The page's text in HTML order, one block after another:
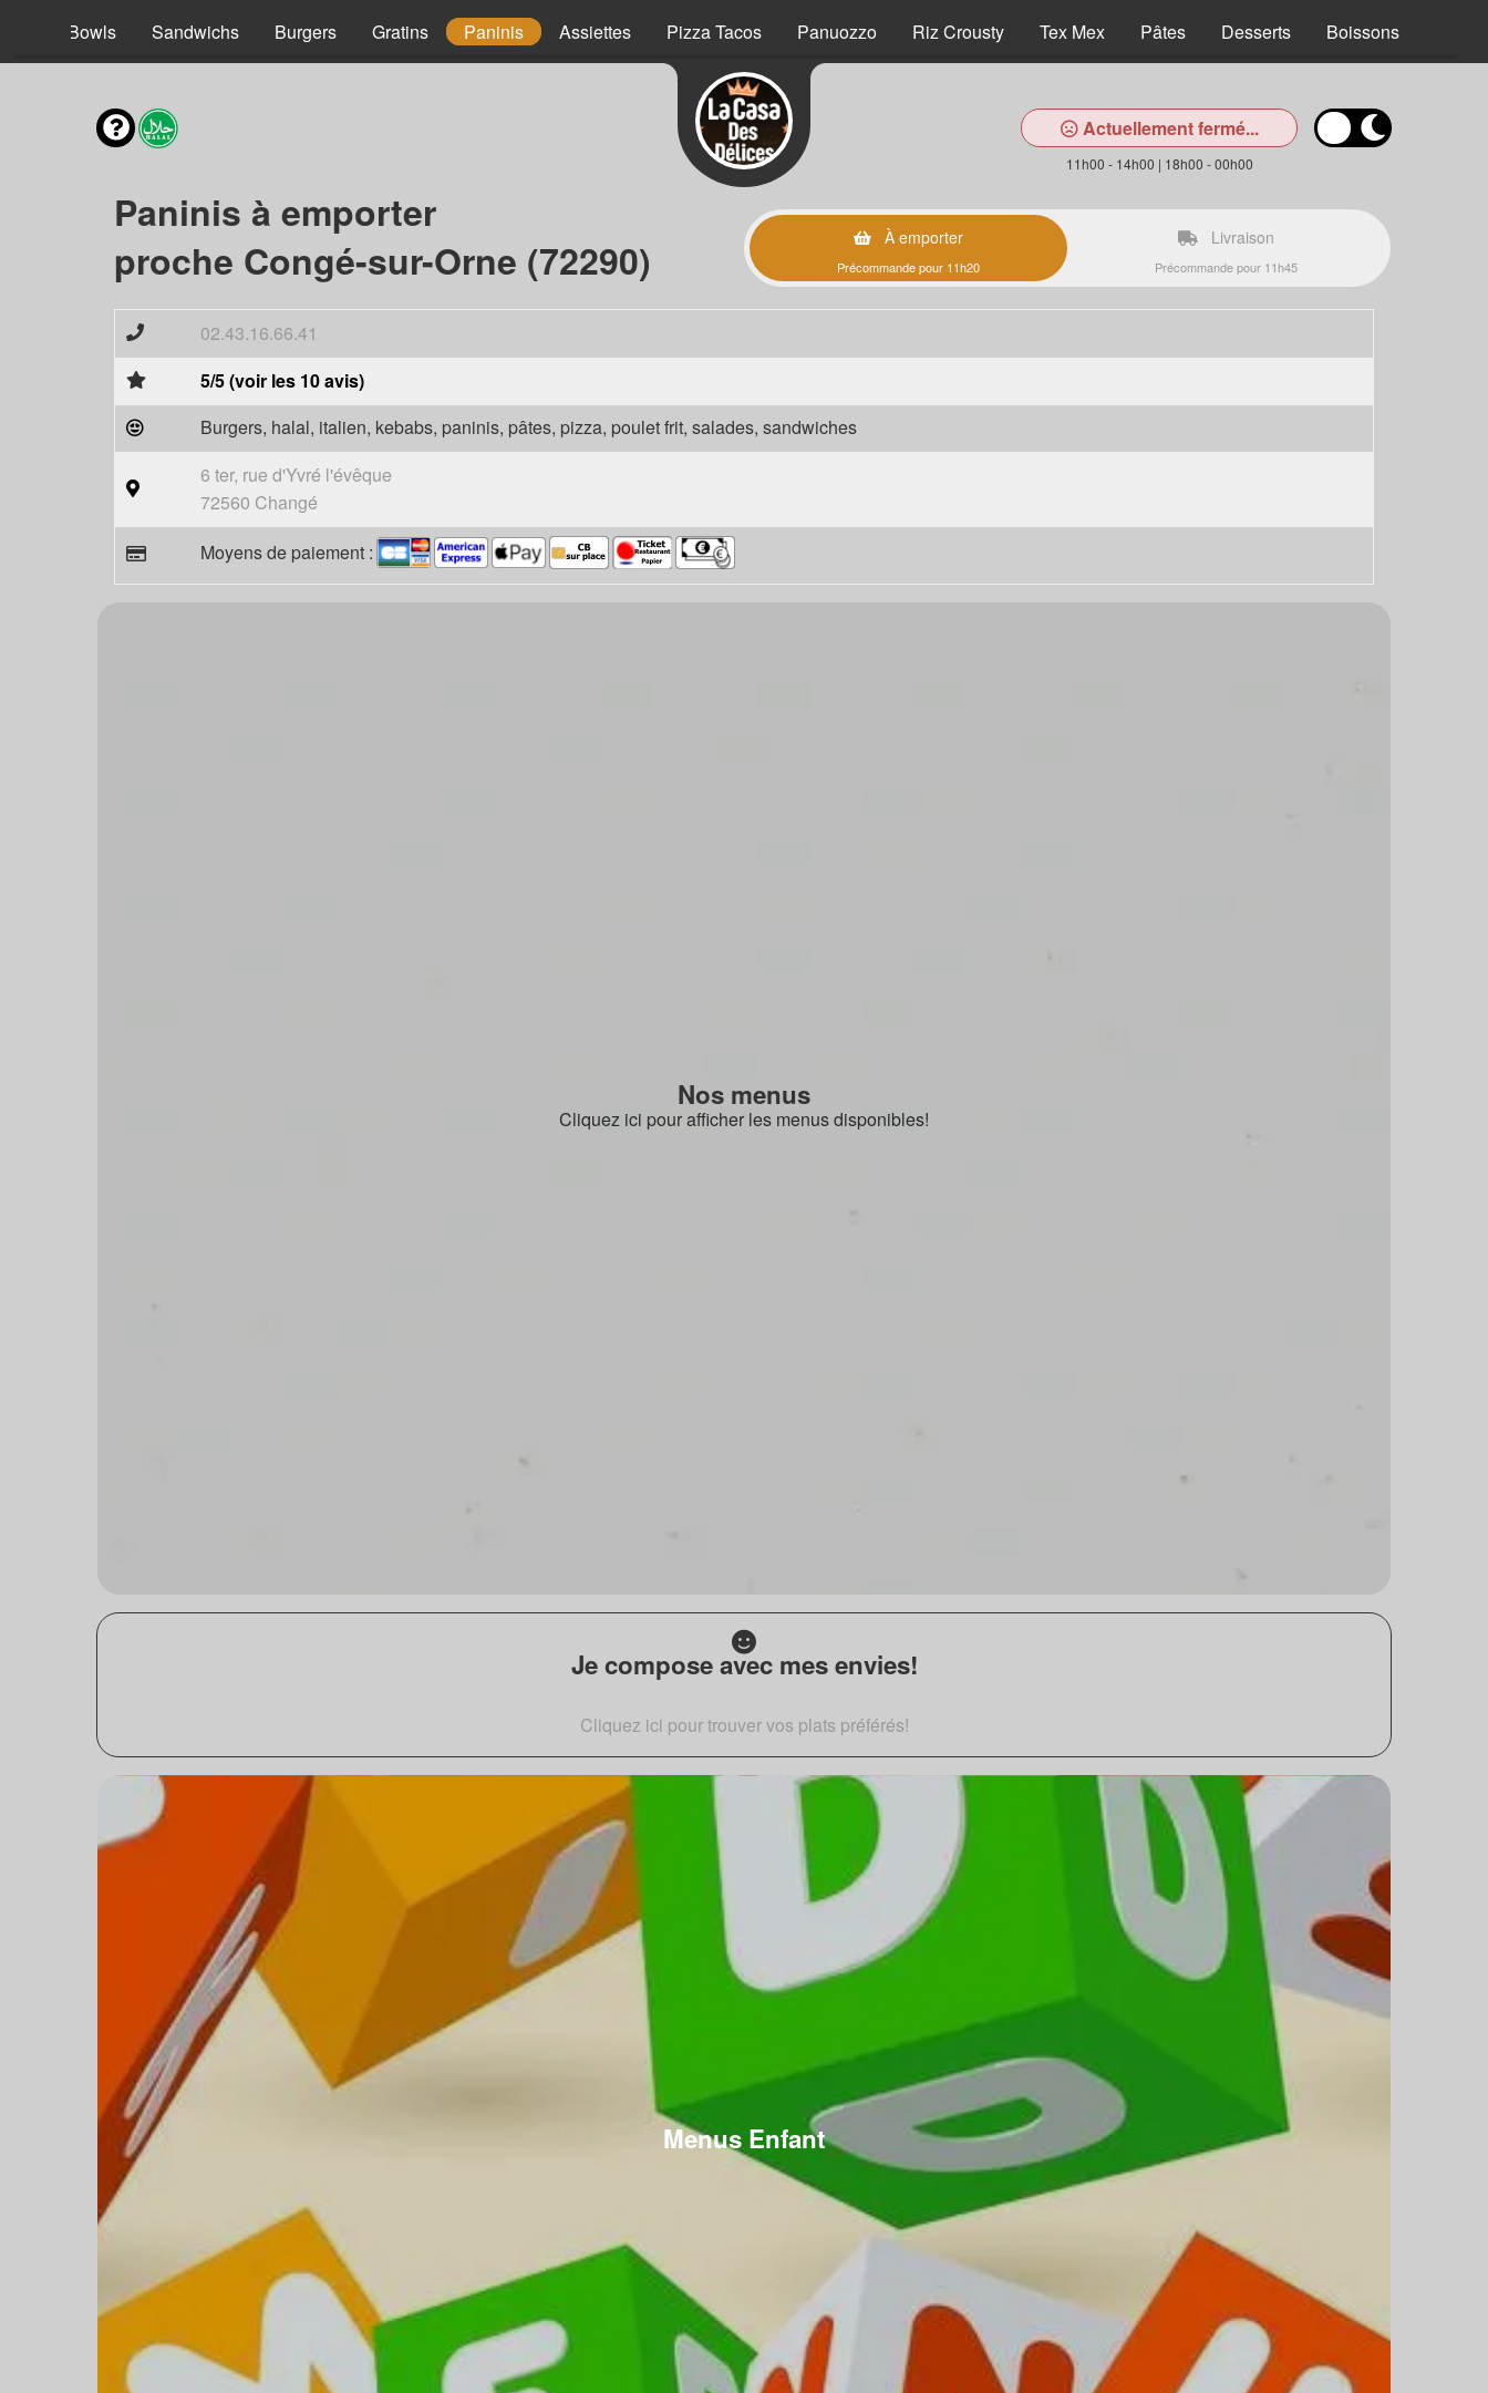
Bowls Sandwichs Burgers Gratins Paninis Assiettes Pizza Tacos Panuozzo Riz Crousty Tex Mex Pâtes Desserts Boissons
Actuellement fermé...
11h00 - 14h00 | 18h00 - 00h00
Paninis à emporter
proche Congé-sur-Orne (72290)
À emporter
Précommande pour 11h20
Livraison
Précommande pour 11h45
02.43.16.66.41
5/5 (voir les 10 avis)
Burgers, halal, italien, kebabs, paninis, pâtes, pizza, poulet frit, salades, sandwiches
6 ter, rue d'Yvré l'évêque
72560 Changé
Moyens de paiement :
Nos menus
Cliquez ici pour afficher les menus disponibles!
Je compose avec mes envies!
Cliquez ici pour trouver vos plats préférés!
Menus Enfant